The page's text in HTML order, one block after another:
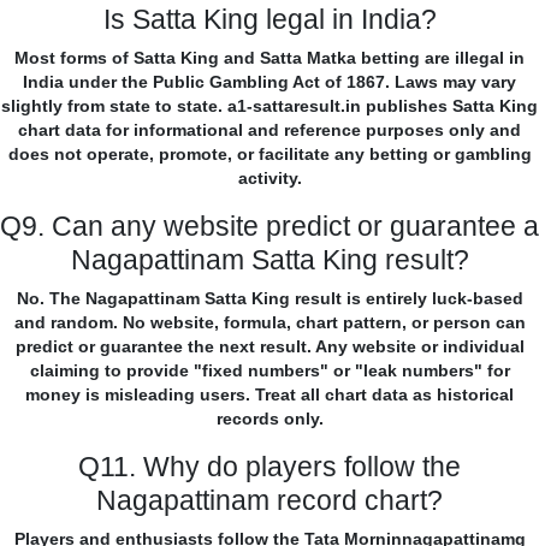
Is Satta King legal in India?
Most forms of Satta King and Satta Matka betting are illegal in
India under the Public Gambling Act of 1867. Laws may vary
slightly from state to state. a1-sattaresult.in publishes Satta King
chart data for informational and reference purposes only and
does not operate, promote, or facilitate any betting or gambling
activity.
Q9. Can any website predict or guarantee a
Nagapattinam Satta King result?
No. The Nagapattinam Satta King result is entirely luck-based
and random. No website, formula, chart pattern, or person can
predict or guarantee the next result. Any website or individual
claiming to provide "fixed numbers" or "leak numbers" for
money is misleading users. Treat all chart data as historical
records only.
Q11. Why do players follow the
Nagapattinam record chart?
Players and enthusiasts follow the Tata Morninnagapattinamg